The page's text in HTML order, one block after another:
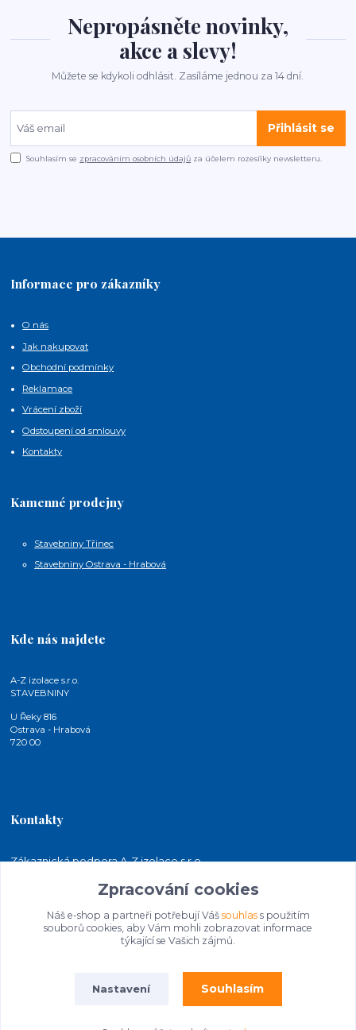
Nepropásněte novinky,
akce a slevy!
Můžete se kdykoli odhlásit. Zasíláme jednou za 14 dní.
Přihlásit se
Souhlasím se zpracováním osobních údajů za účelem rozesílky newsletteru.
Informace pro zákazníky
O nás
Jak nakupovat
Obchodní podmínky
Reklamace
Vrácení zboží
Odstoupení od smlouvy
Kontakty
Kamenné prodejny
Stavebniny Třinec
Stavebniny Ostrava - Hrabová
Kde nás najdete
A-Z izolace s.r.o.
STAVEBNINY
U Řeky 816
Ostrava - Hrabová
720 00
Kontakty
Zákaznická podpora A-Z izolace s.r.o.
jakubkaleta@azizolace.cz
Zpracování cookies
Náš e-shop a partneři potřebují Váš souhlass použitím
souborů cookies, aby Vám mohli zobrazovat informace
týkající se Vašich zájmů.
Nastavení Souhlasím